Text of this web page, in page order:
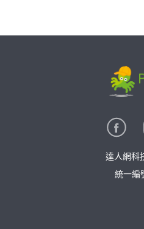
達人網科
統一編